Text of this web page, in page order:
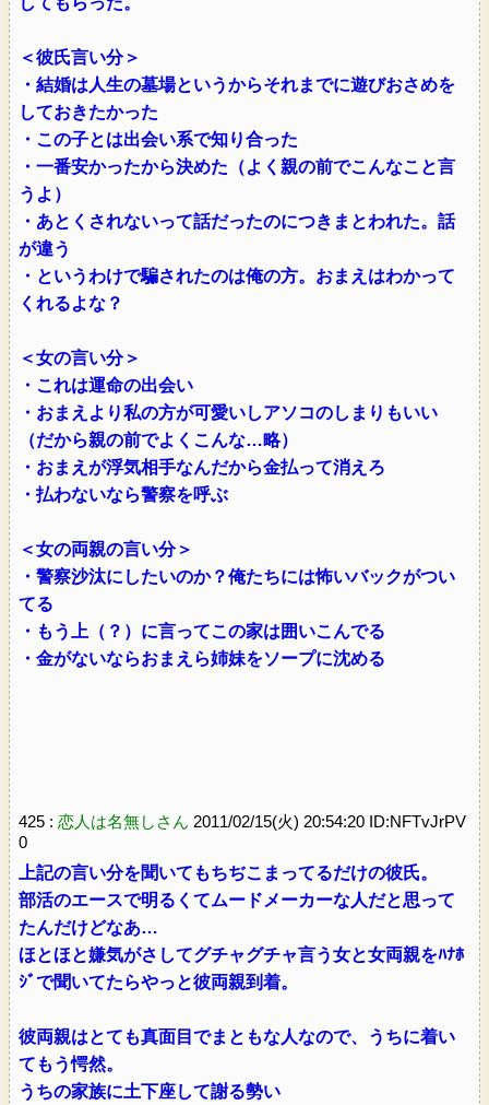
＜彼氏言い分＞
・結婚は人生の墓場というからそれまでに遊びおさめを
しておきたかった
・この子とは出会い系で知り合った
・一番安かったから決めた（よく親の前でこんなこと言
うよ）
・あとくされないって話だったのにつきまとわれた。話
が違う
・というわけで騙されたのは俺の方。おまえはわかって
くれるよな？
＜女の言い分＞
・これは運命の出会い
・おまえより私の方が可愛いしアソコのしまりもいい
（だから親の前でよくこんな…略）
・おまえが浮気相手なんだから金払って消えろ
・払わないなら警察を呼ぶ
＜女の両親の言い分＞
・警察沙汰にしたいのか？俺たちには怖いバックがつい
てる
・もう上（？）に言ってこの家は囲いこんでる
・金がないならおまえら姉妹をソープに沈める
425 : 恋人は名無しさん 2011/02/15(火) 20:54:20 ID:NFTvJrPV
0
上記の言い分を聞いてもちぢこまってるだけの彼氏。
部活のエースで明るくてムードメーカーな人だと思って
たんだけどなあ…
ほとほと嫌気がさしてグチャグチャ言う女と女両親をﾊﾅﾎ
ｼﾞで聞いてたらやっと彼両親到着。
彼両親はとても真面目でまともな人なので、うちに着い
てもう愕然。
うちの家族に土下座して謝る勢い